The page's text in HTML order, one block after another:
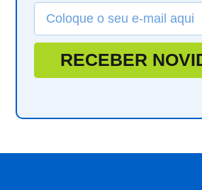
RECEBER